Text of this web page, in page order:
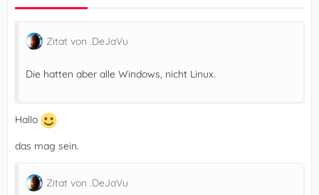
Zitat von .DeJaVu
Die hatten aber alle Windows, nicht Linux.
Hallo
das mag sein.
Zitat von .DeJaVu